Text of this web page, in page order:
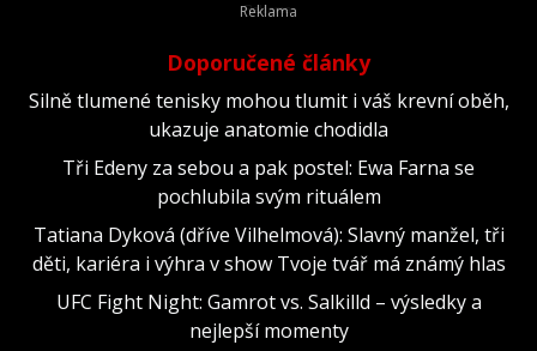
Doporučené články
Silně tlumené tenisky mohou tlumit i váš krevní oběh,
ukazuje anatomie chodidla
Tři Edeny za sebou a pak postel: Ewa Farna se
pochlubila svým rituálem
Tatiana Dyková (dříve Vilhelmová): Slavný manžel, tři
děti, kariéra i výhra v show Tvoje tvář má známý hlas
UFC Fight Night: Gamrot vs. Salkilld – výsledky a
nejlepší momenty